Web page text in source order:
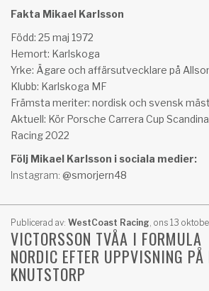
Fakta Mikael Karlsson
Född: 25 maj 1972
Hemort: Karlskoga
Yrke: Ägare och affärsutvecklare på
Klubb: Karlskoga MF
Främsta meriter: nordisk och svensk
Aktuell: Kör Porsche Carrera Cup
Racing 2022
Följ Mikael Karlsson i sociala medier:
Instagram: @smorjern48
Publicerad av: WestCoast Racing ons 13
VICTORSSON TVÅA I FORMULA
NORDIC EFTER UPPVISNING PÅ
KNUTSTORP